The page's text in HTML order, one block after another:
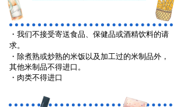
・ 我们不接受寄送食品、保健品或酒精饮料的请
求。
・除煮熟或炒熟的米饭以及加工过的米制品外，
其他米制品不得进口。
・肉类不得进口